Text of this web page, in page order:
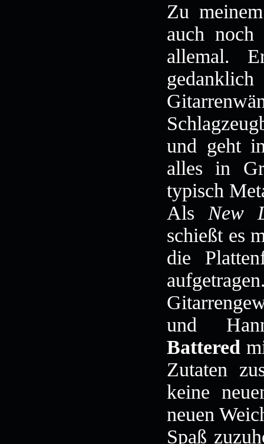
Zu
auch
allemal.
und geht
alles in
typisch
Als New
schießt es
die
und
Battered
Zutaten
keine
neuen
Spaß